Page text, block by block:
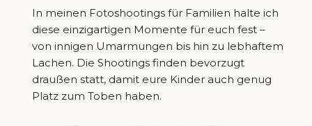
In meinen Fotoshootings für Familien halte ich
diese einzigartigen Momente für euch fest –
von innigen Umarmungen bis hin zu lebhaftem
Lachen. Die Shootings finden bevorzugt
draußen statt, damit eure Kinder auch genug
Platz zum Toben haben.